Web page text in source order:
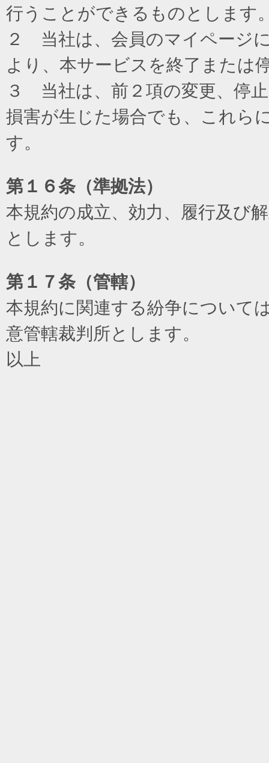
行うことができるものとします
２ 当社は、会員のマイページ
より、本サービスを終了または
３ 当社は、前２項の変更、停
損害が生じた場合でも、これら
す。
第１６条（準拠法）
本規約の成立、効力、履行及び
とします。
第１７条（管轄）
本規約に関連する紛争について
意管轄裁判所とします。
以上